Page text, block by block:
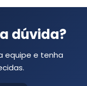
dúvida?
equipe e tenha